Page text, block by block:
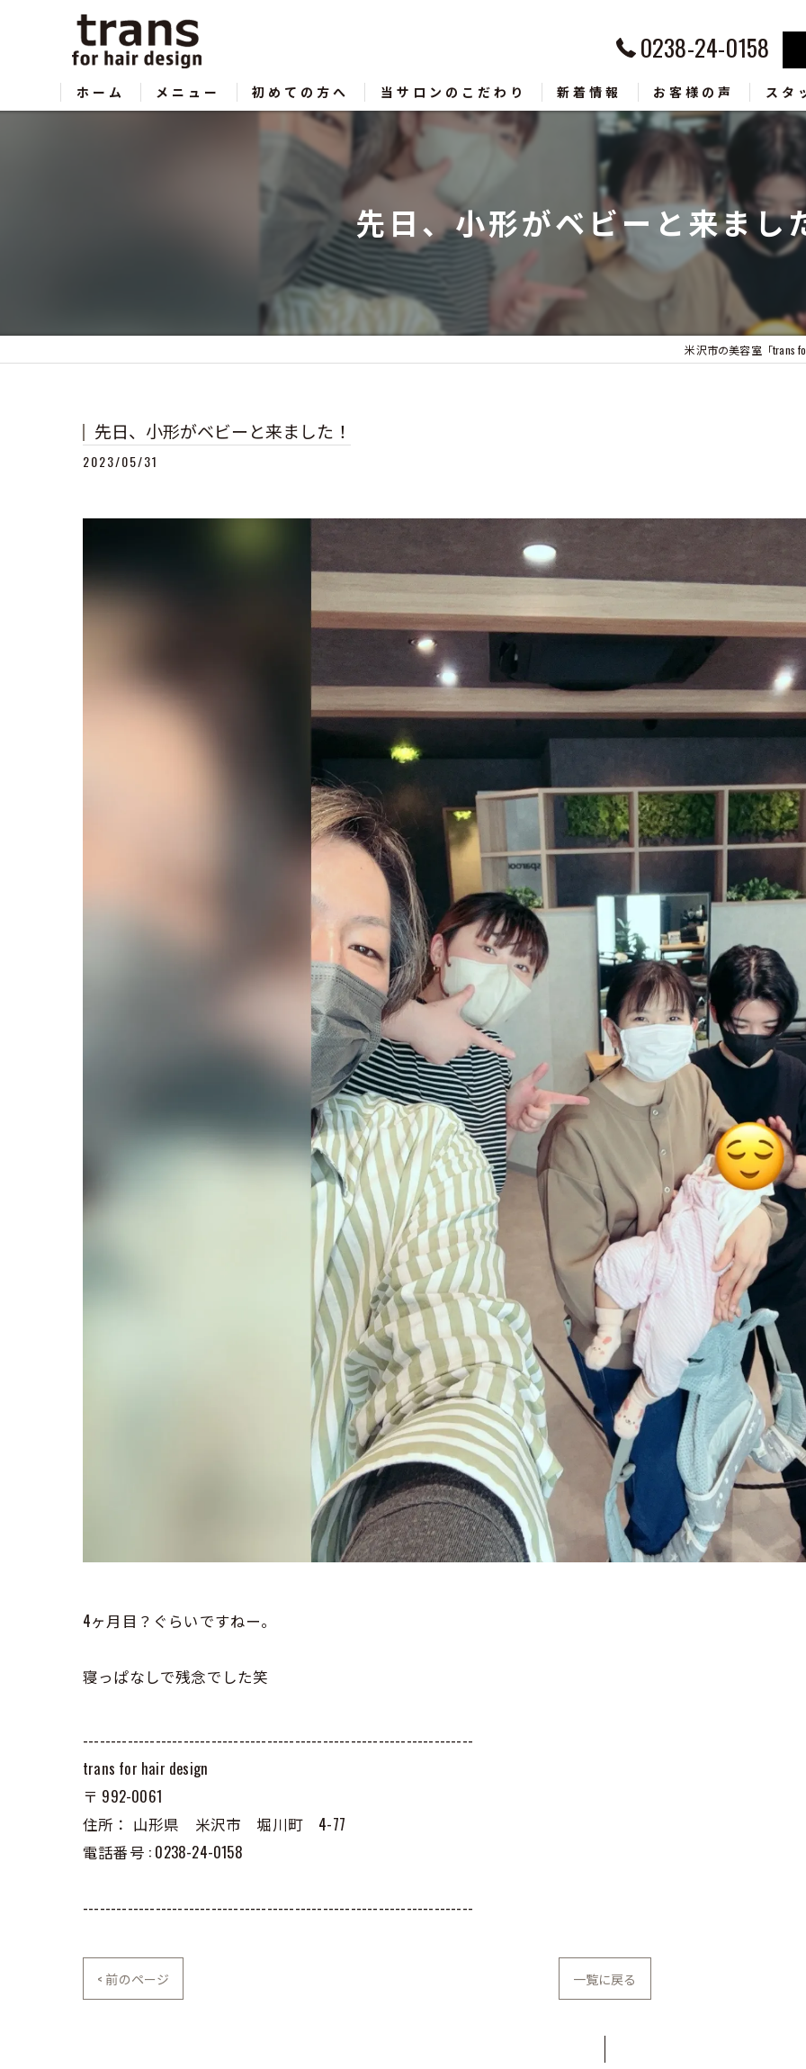
0238-24-0158
ホーム メニュー 初めての方へ
サロン紹介
当サロンのこだわり
カラー
メンズ
シャンプー
新着情報 お客様の声 スタ
先日、小形がベビーと来まし
米沢市の美容室「trans
先日、小形がベビーと来ました！
2023/05/31
4ヶ月目？ぐらいですねー。
寝っぱなしで残念でした笑
----------------------------------------------------------------------
trans for hair design
〒 992-0061
住所： 山形県 米沢市 堀川町 4-77
電話番号 : 0238-24-0158
----------------------------------------------------------------------
< 前のページ 一覧に戻る